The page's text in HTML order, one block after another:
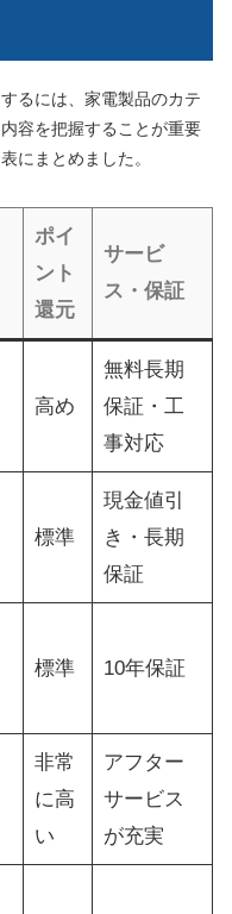
るには、家電製品のカテ
容を把握することが重要
にまとめました。
ポイ
ント
還元
サービ
ス・保証
高め
無料長期
保証・工
事対応
標準
現金値引
き・長期
保証
標準 10年保証
非常
に高
い
アフター
サービス
が充実